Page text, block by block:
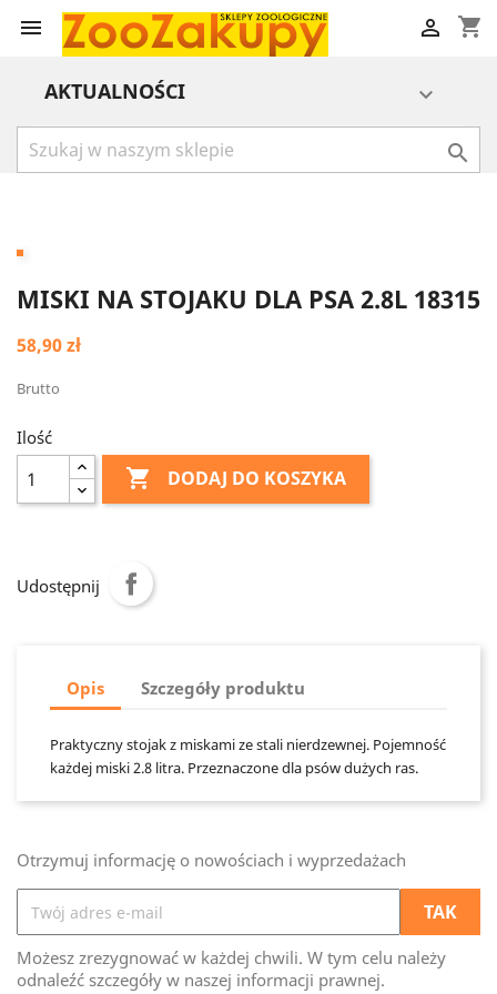
 shopping_cart

AKTUALNOŚCI 

MISKI NA STOJAKU DLA PSA 2.8L 18315
58,90 zł
Brutto
Ilość
 DODAJ DO KOSZYKA
Udostępnij
Opis Szczegóły produktu
Praktyczny stojak z miskami ze stali nierdzewnej. Pojemność
każdej miski 2.8 litra. Przeznaczone dla psów dużych ras.
Otrzymuj informację o nowościach i wyprzedażach
Możesz zrezygnować w każdej chwili. W tym celu należy
odnaleźć szczegóły w naszej informacji prawnej.